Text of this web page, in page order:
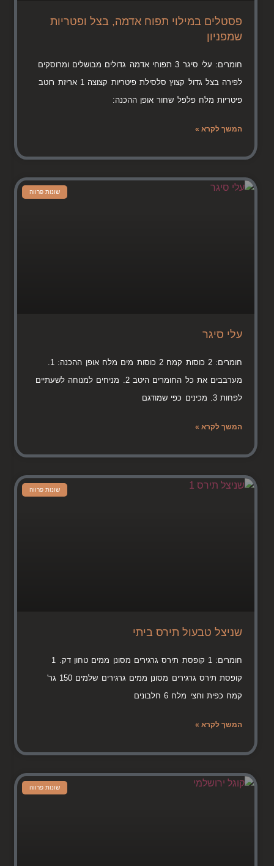
פסטלים במילוי תפוח אדמה, בצל ופטריות
שמפניון
חומרים: עלי סיגר 3 תפוחי אדמה גדולים מבושלים ומרוסקים
לפירה בצל גדול קצוץ סלסילת פיטריות קצוצה 1 אריזת רוטב
פיטריות מלח פלפל שחור אופן ההכנה:
המשך לקרא »
שונות פרווה
עלי סיגר
מערבבים את כל החומרים היטב 2. מניחים למנוחה לשעתיים
לפחות 3. מכינים כפי שמודגם
המשך לקרא »
שונות פרווה
שניצל טבעול תירס ביתי
חומרים: 1 קופסת תירס גרגירים מסונן ממים טחון דק. 1
קופסת תירס גרגירים מסונן ממים גרגירים שלמים 150 גר'
קמח כפית וחצי מלח 6 חלבונים
המשך לקרא »
שונות פרווה